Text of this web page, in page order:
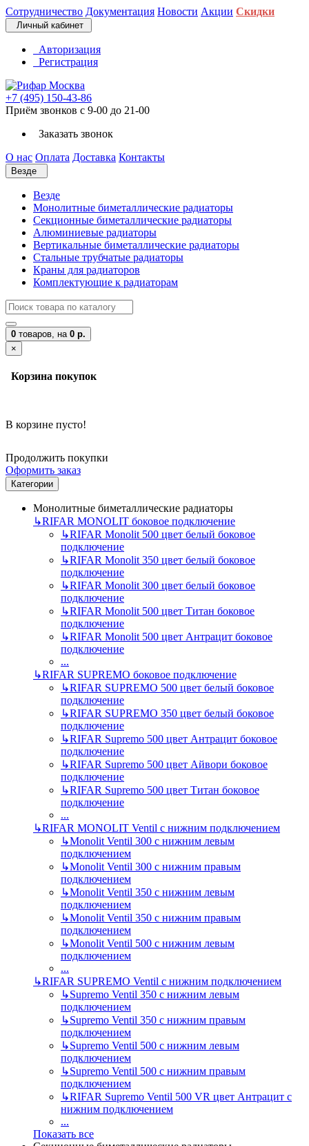
Сотрудничество Документация Новости Акции Скидки
Личный кабинет
Авторизация
Регистрация
+7 (495) 150-43-86
Приём звонков с 9-00 до 21-00
Заказать звонок
О нас Оплата Доставка Контакты
Везде
Везде
Монолитные биметаллические радиаторы
Секционные биметаллические радиаторы
Алюминиевые радиаторы
Вертикальные биметаллические радиаторы
Стальные трубчатые радиаторы
Краны для радиаторов
Комплектующие к радиаторам
0 товаров, на 0 р.
×
Корзина покупок
В корзине пусто!
Продолжить покупки
Оформить заказ
Категории
Монолитные биметаллические радиаторы
↳RIFAR MONOLIT боковое подключение
↳RIFAR Monolit 500 цвет белый боковое
подключение
↳RIFAR Monolit 350 цвет белый боковое
подключение
↳RIFAR Monolit 300 цвет белый боковое
подключение
↳RIFAR Monolit 500 цвет Титан боковое
подключение
↳RIFAR Monolit 500 цвет Антрацит боковое
подключение
...
↳RIFAR SUPREMO боковое подключение
↳RIFAR SUPREMO 500 цвет белый боковое
подключение
↳RIFAR SUPREMO 350 цвет белый боковое
подключение
↳RIFAR Supremo 500 цвет Антрацит боковое
подключение
↳RIFAR Supremo 500 цвет Айвори боковое
подключение
↳RIFAR Supremo 500 цвет Титан боковое
подключение
...
↳RIFAR MONOLIT Ventil с нижним подключением
↳Monolit Ventil 300 с нижним левым
подключением
↳Monolit Ventil 300 с нижним правым
подключением
↳Monolit Ventil 350 с нижним левым
подключением
↳Monolit Ventil 350 с нижним правым
подключением
↳Monolit Ventil 500 с нижним левым
подключением
...
↳RIFAR SUPREMO Ventil с нижним подключением
↳Supremo Ventil 350 с нижним левым
подключением
↳Supremo Ventil 350 с нижним правым
подключением
↳Supremo Ventil 500 с нижним левым
подключением
↳Supremo Ventil 500 с нижним правым
подключением
↳RIFAR Supremo Ventil 500 VR цвет Антрацит с
нижним подключением
...
Показать все